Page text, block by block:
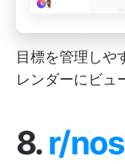
目標を管理しや
レンダーにビュ
8.r/